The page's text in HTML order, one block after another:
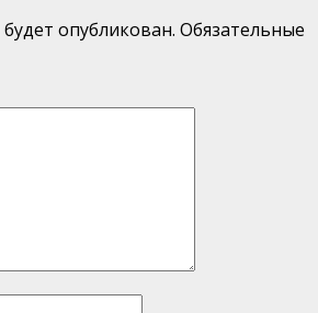
опубликован. Обязательные